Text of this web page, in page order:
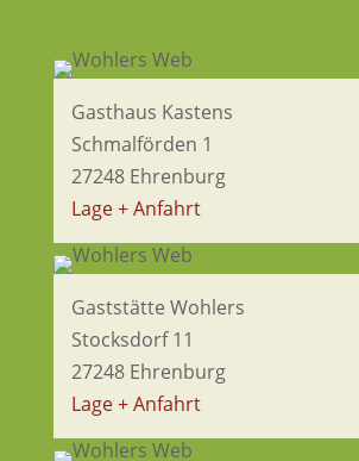
Gasthaus Kastens
Schmalförden 1
27248 Ehrenburg
Lage + Anfahrt
Gaststätte Wohlers
Stocksdorf 11
27248 Ehrenburg
Lage + Anfahrt